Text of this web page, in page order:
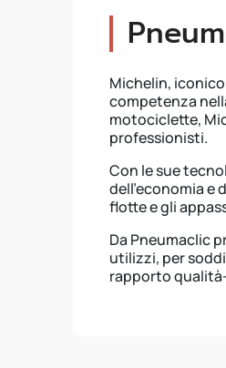
Michelin,
competenza
motociclette,
professionisti.
Con le sue
dell'economia e
flotte e gli
Da Pneumaclic
utilizzi, per
rapporto